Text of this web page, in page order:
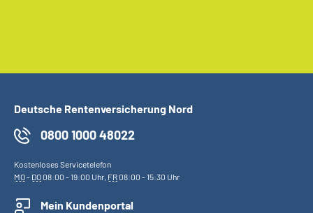
Deutsche Rentenversicherung Nord
0800 1000 48022
Kostenloses Servicetelefon
MO- DO08:00 - 19:00 Uhr, FR08:00 - 15:30 Uhr
Mein Kundenportal